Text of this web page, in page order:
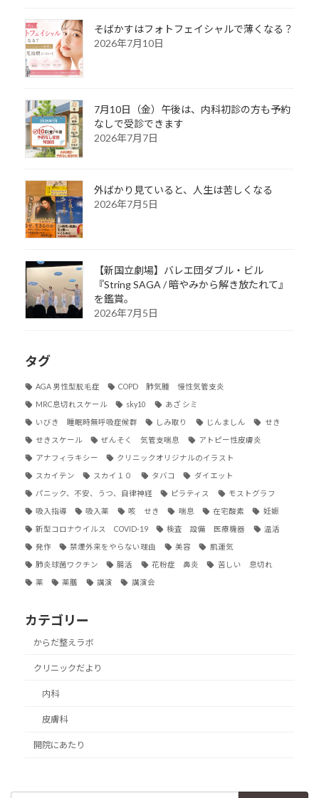
そばかすはフォトフェイシャルで薄くなる？
2026年7月10日
7月10日（金）午後は、内科初診の方も予約
なしで受診できます
2026年7月7日
外ばかり見ていると、人生は苦しくなる
2026年7月5日
【新国立劇場】バレエ団ダブル・ビル
『String SAGA / 暗やみから解き放たれて』
を鑑賞。
2026年7月5日
タグ
AGA 男性型脱毛症 COPD 肺気腫 慢性気管支炎
MRC息切れスケール sky10 あざ シミ
いびき 睡眠時無呼吸症候群 しみ取り じんましん せき
せきスケール ぜんそく 気管支喘息 アトピー性皮膚炎
アナフィラキシー クリニックオリジナルのイラスト
スカイテン スカイ１０ タバコ ダイエット
パニック、不安、うつ、自律神経 ピラティス モストグラフ
吸入指導 吸入薬 咳 せき 喘息 在宅酸素 妊娠
新型コロナウイルス COVID-19 検査 設備 医療機器 温活
発作 禁煙外来をやらない理由 美容 肌運気
肺炎球菌ワクチン 腸活 花粉症 鼻炎 苦しい 息切れ
薬 薬膳 講演 講演会
カテゴリー
からだ整えラボ
クリニックだより
内科
皮膚科
開院にあたり